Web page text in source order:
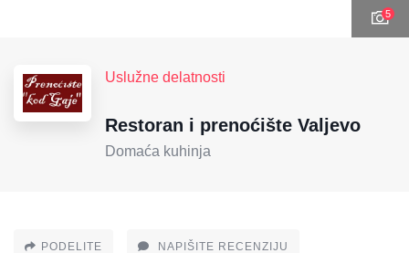
5
Uslužne delatnosti
Restoran i prenoćište Valjevo
Domaća kuhinja
PODELITE NAPIŠITE RECENZIJU